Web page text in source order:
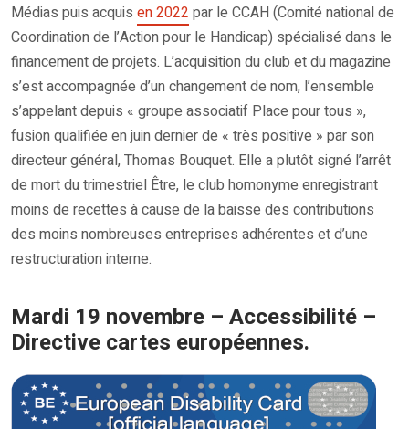
Médias puis acquis en 2022 par le CCAH (Comité national de
Coordination de l’Action pour le Handicap) spécialisé dans le
financement de projets. L’acquisition du club et du magazine
s’est accompagnée d’un changement de nom, l’ensemble
s’appelant depuis « groupe associatif Place pour tous »,
fusion qualifiée en juin dernier de « très positive » par son
directeur général, Thomas Bouquet. Elle a plutôt signé l’arrêt
de mort du trimestriel Être, le club homonyme enregistrant
moins de recettes à cause de la baisse des contributions
des moins nombreuses entreprises adhérentes et d’une
restructuration interne.
Mardi 19 novembre – Accessibilité –
Directive cartes européennes.